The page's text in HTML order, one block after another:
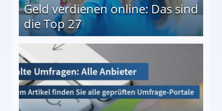
Geld verdienen online: Das sind
die Top 27